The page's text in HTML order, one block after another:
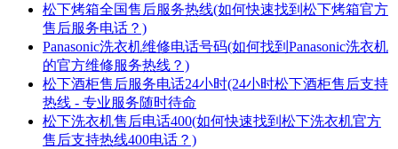
松下烤箱全国售后服务热线(如何快速找到松下烤箱官方
售后服务电话？)
Panasonic洗衣机维修电话号码(如何找到Panasonic洗衣机
的官方维修服务热线？)
松下酒柜售后服务电话24小时(24小时松下酒柜售后支持
热线 - 专业服务随时待命
松下洗衣机售后电话400(如何快速找到松下洗衣机官方
售后支持热线400电话？)